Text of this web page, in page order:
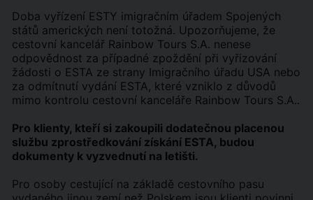
Doba vyřízení ESTY imigračním úřadem Spojených
států amerických není totožná. Upozorňujeme, že
cestovní kancelář Rainbow Tours S.A. nenese
odpovědnost za případné zpoždění při vyřizování
žádosti o ESTA ze strany Imigračního úřadu USA nebo
za odmítnutí vydání ESTA, které vzniklo z důvodů
mimo kontrolu cestovní kanceláře Rainbow Tours S.A..
Pro klienty, kteří si zakoupili dodatečnou placenou
službu zprostředkování získání ESTA, budou
dokumenty k vyzvednutí na letišti.
Pro osoby cestující na základě cestovního pasu